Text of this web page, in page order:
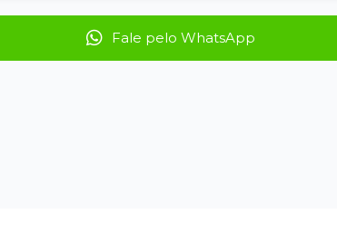
Fale pelo WhatsApp